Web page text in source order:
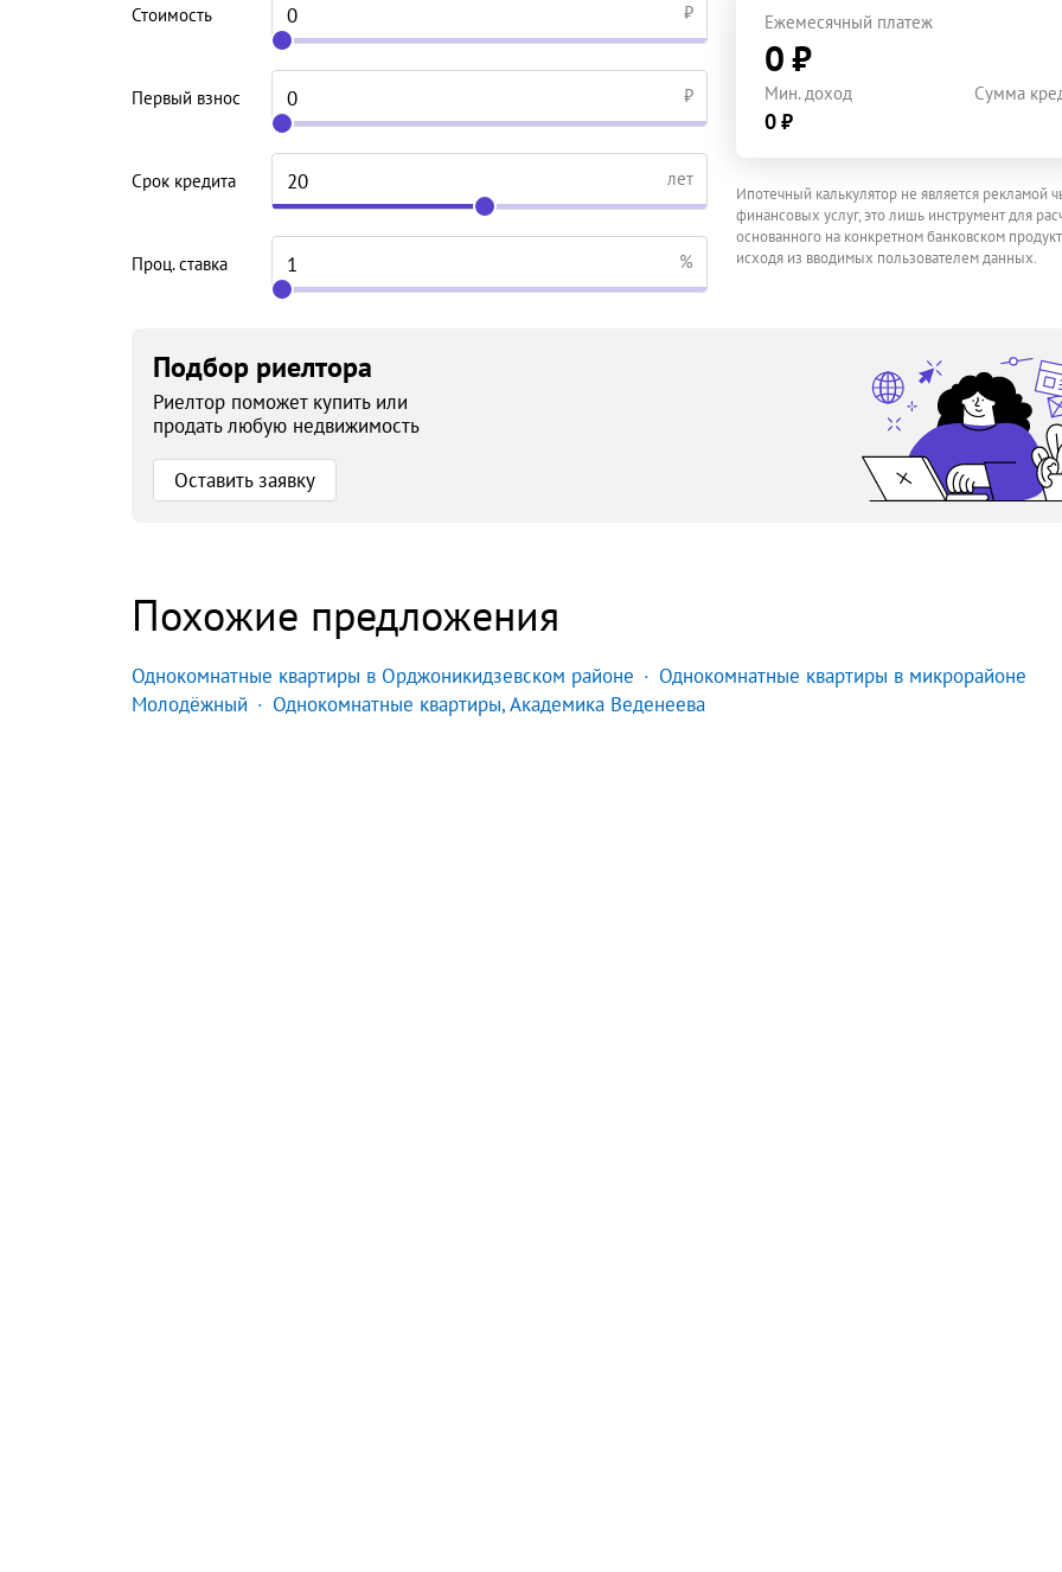
Стоимость ₽
Первый взнос ₽
Срок кредита лет
Проц. ставка %
Ежемесячный платеж
0 ₽
Мин. доход
0 ₽
Сумма
Ипотечный калькулятор не является рекламой
финансовых услуг, это лишь инструмент для
основанного на конкретном банковском
исходя из вводимых пользователем данных.
Подбор риелтора
Риелтор поможет купить или
продать любую недвижимость
Оставить заявку
Похожие предложения
Однокомнатные квартиры в Орджоникидзевском районе
Однокомнатные квартиры в микрорайоне
Молодёжный
Однокомнатные квартиры, Академика Веденеева